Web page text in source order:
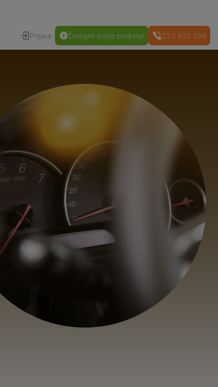
Prijava Dodajte svoje podjetje 030 635 598